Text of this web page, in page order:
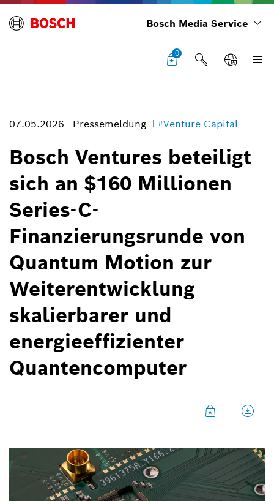
Bosch Media Service
0
07.05.2026 Pressemeldung #Venture Capital
Bosch Ventures beteiligt
sich an $160 Millionen
Series-C-
Finanzierungsrunde von
Quantum Motion zur
Weiterentwicklung
skalierbarer und
energieeffizienter
Quantencomputer
Quantum Motion Quantum Silicon Chip mounted to a PCB
/
Quantum Silicon Chip mounted to a PCB